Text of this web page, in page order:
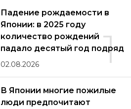
1
Падение рождаемости в
Японии: в 2025 году
количество рождений
падало десятый год подряд
02.08.2026
В Японии многие пожилые
люди предпочитают